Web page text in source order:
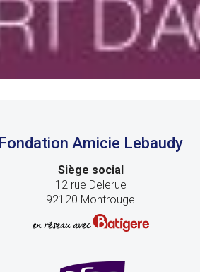
Fondation Amicie Lebaudy
Siège social
12 rue Delerue
92120 Montrouge